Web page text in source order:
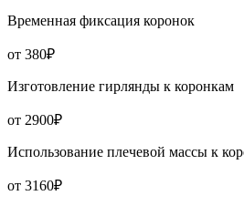
Временная фиксация коронок
от 380₽
Изготовление гирлянды к коронкам
от 2900₽
Использование плечевой массы к
от 3160₽